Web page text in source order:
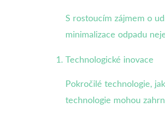
S rostoucím zájmem o
minimalizace odpadu
Technologické inovace
Pokročilé technologie,
technologie mohou